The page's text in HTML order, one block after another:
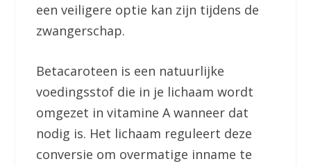
een veiligere optie kan zijn tijdens de
zwangerschap.
Betacaroteen is een natuurlijke
voedingsstof die in je lichaam wordt
omgezet in vitamine A wanneer dat
nodig is. Het lichaam reguleert deze
conversie om overmatige inname te